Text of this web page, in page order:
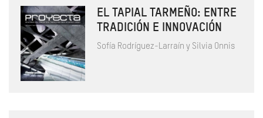
EL TAPIAL TARMEÑO: ENTRE
TRADICIÓN E INNOVACIÓN
Sofía Rodríguez-Larraín y Silvia Onnis